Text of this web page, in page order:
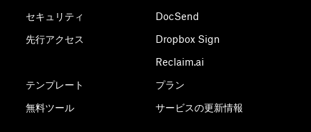
セキュリティ
先行アクセス
テンプレート
無料ツール
DocSend
Dropbox Sign
Reclaim.ai
プラン
サービスの更新情報